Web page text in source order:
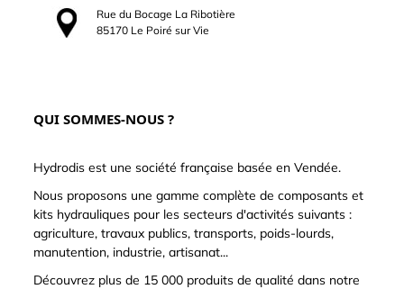
Rue du Bocage La Ribotière
85170 Le Poiré sur Vie
QUI SOMMES-NOUS ?
Hydrodis est une société française basée en Vendée.
Nous proposons une gamme complète de composants et
kits hydrauliques pour les secteurs d'activités suivants :
agriculture, travaux publics, transports, poids-lourds,
manutention, industrie, artisanat...
Découvrez plus de 15 000 produits de qualité dans notre